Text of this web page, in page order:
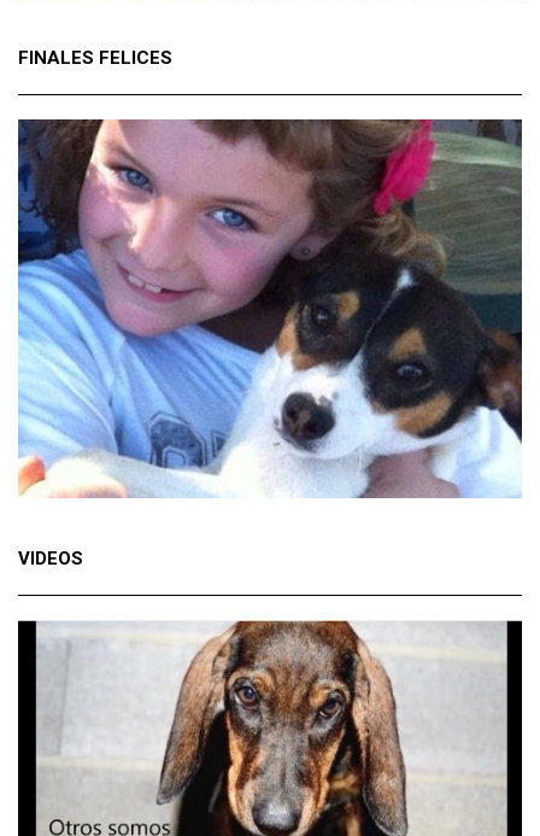
FINALES FELICES
VIDEOS